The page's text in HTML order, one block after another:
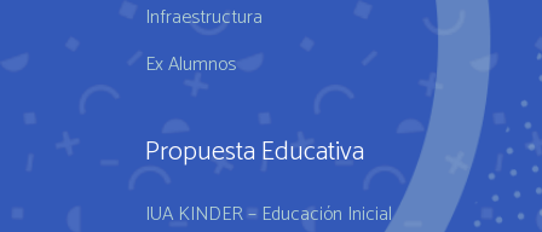
Infraestructura
Ex Alumnos
Propuesta Educativa
IUA KINDER – Educación Inicial